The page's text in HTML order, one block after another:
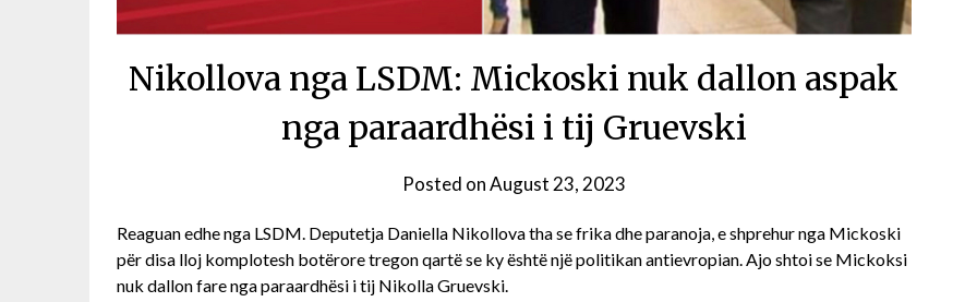
Nikollova nga LSDM: Mickoski nuk dallon aspak
nga paraardhësi i tij Gruevski
Posted onAugust 23, 2023
Reaguan edhe nga LSDM. Deputetja Daniella Nikollova tha se frika dhe paranoja, e shprehur nga Mickoski
për disa lloj komplotesh botërore tregon qartë se ky është një politikan antievropian. Ajo shtoi se Mickoksi
nuk dallon fare nga paraardhësi i tij Nikolla Gruevski.